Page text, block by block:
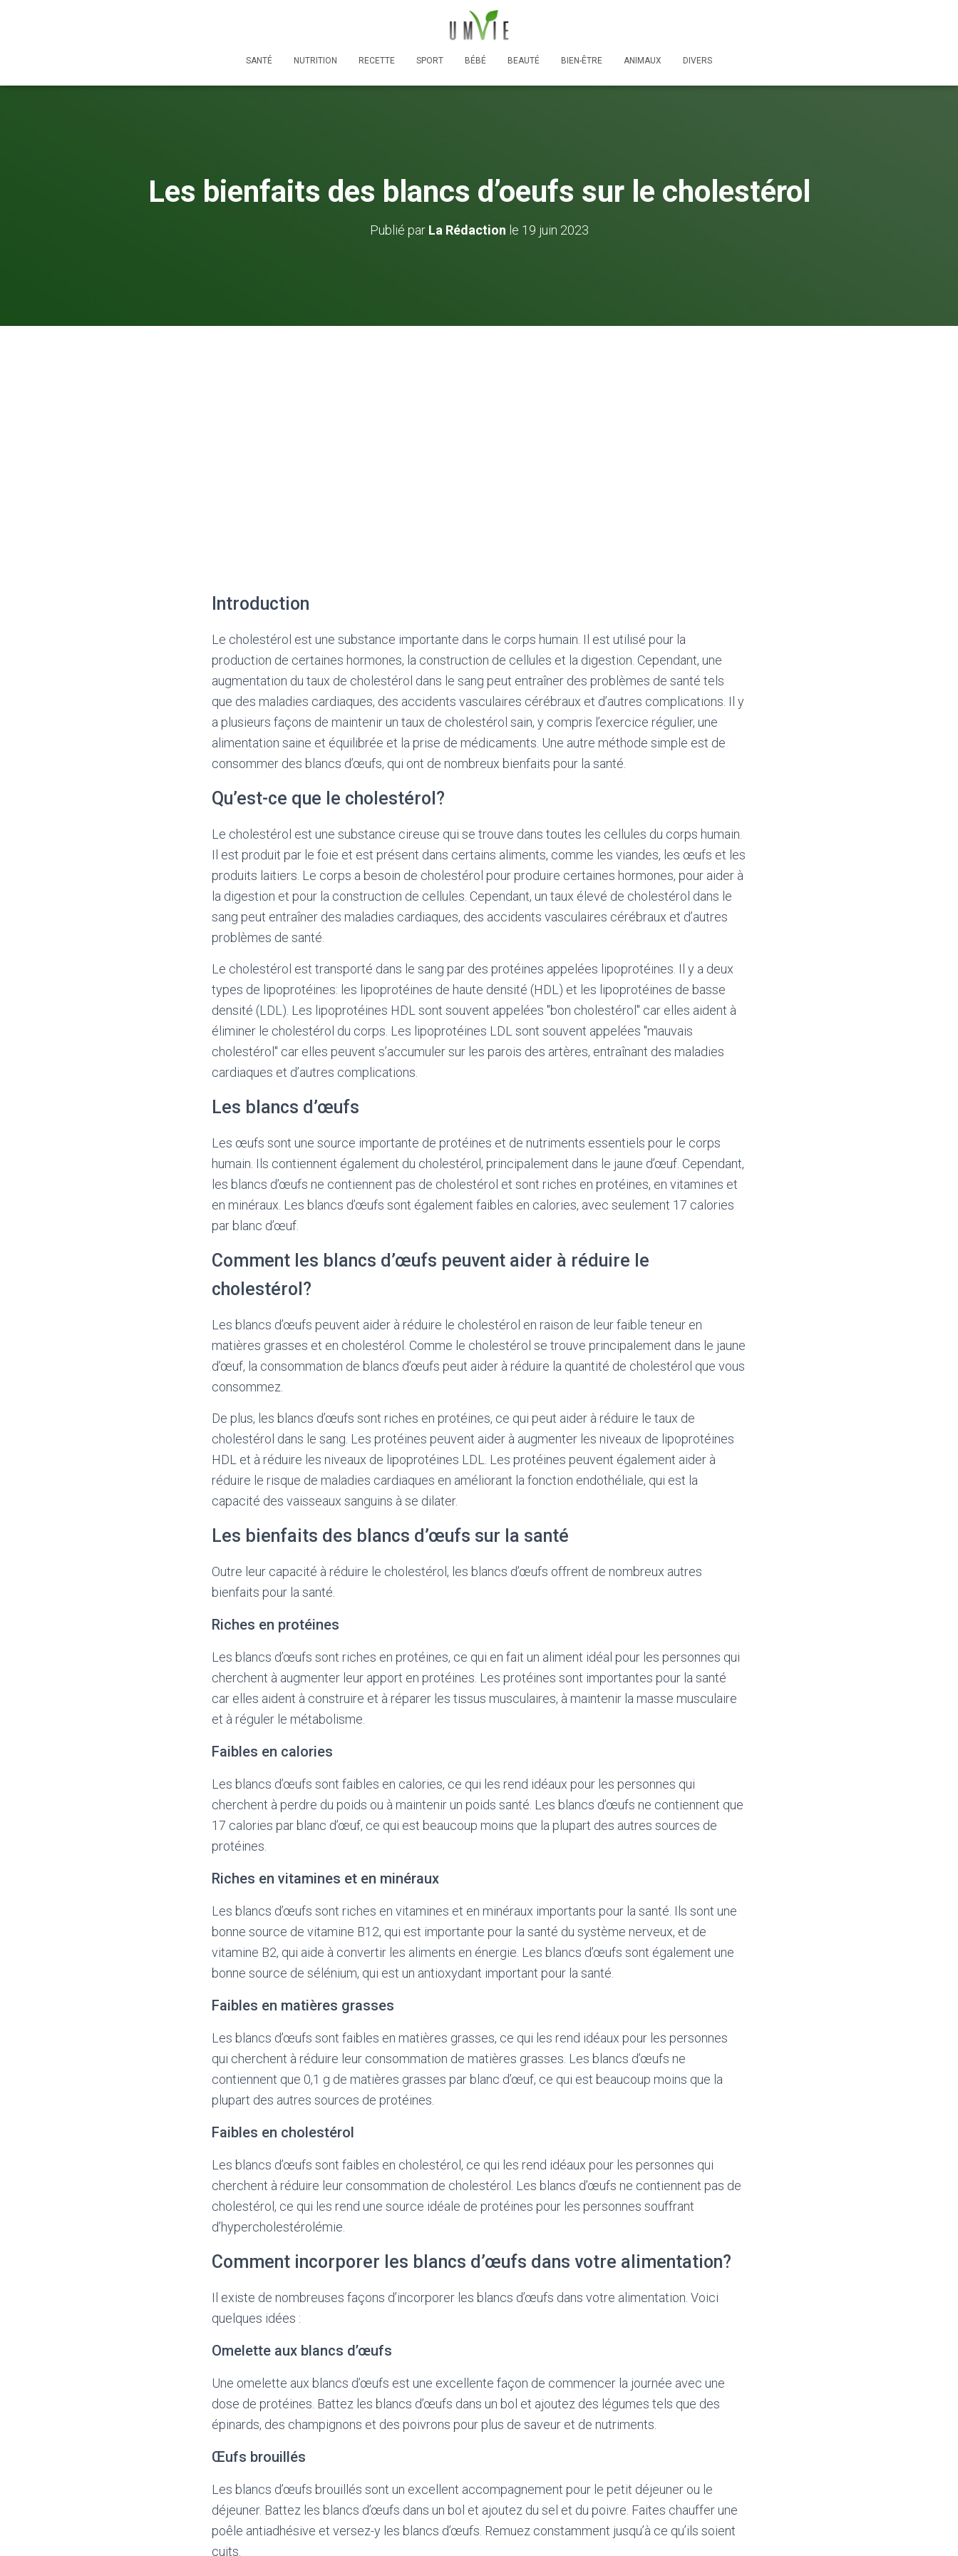
SANTÉ NUTRITION RECETTE SPORT BÉBÉ BEAUTÉ BIEN-ÊTRE ANIMAUX DIVERS
Les bienfaits des blancs d’oeufs sur le cholestérol
Publié par La Rédaction le 19 juin 2023
Introduction
Le cholestérol est une substance importante dans le corps humain. Il est utilisé pour la
production de certaines hormones, la construction de cellules et la digestion. Cependant, une
augmentation du taux de cholestérol dans le sang peut entraîner des problèmes de santé tels
que des maladies cardiaques, des accidents vasculaires cérébraux et d’autres complications. Il y
a plusieurs façons de maintenir un taux de cholestérol sain, y compris l’exercice régulier, une
alimentation saine et équilibrée et la prise de médicaments. Une autre méthode simple est de
consommer des blancs d’œufs, qui ont de nombreux bienfaits pour la santé.
Qu’est-ce que le cholestérol?
Le cholestérol est une substance cireuse qui se trouve dans toutes les cellules du corps humain.
Il est produit par le foie et est présent dans certains aliments, comme les viandes, les œufs et les
produits laitiers. Le corps a besoin de cholestérol pour produire certaines hormones, pour aider à
la digestion et pour la construction de cellules. Cependant, un taux élevé de cholestérol dans le
sang peut entraîner des maladies cardiaques, des accidents vasculaires cérébraux et d’autres
problèmes de santé.
Le cholestérol est transporté dans le sang par des protéines appelées lipoprotéines. Il y a deux
types de lipoprotéines: les lipoprotéines de haute densité (HDL) et les lipoprotéines de basse
densité (LDL). Les lipoprotéines HDL sont souvent appelées "bon cholestérol" car elles aident à
éliminer le cholestérol du corps. Les lipoprotéines LDL sont souvent appelées "mauvais
cholestérol" car elles peuvent s’accumuler sur les parois des artères, entraînant des maladies
cardiaques et d’autres complications.
Les blancs d’œufs
Les œufs sont une source importante de protéines et de nutriments essentiels pour le corps
humain. Ils contiennent également du cholestérol, principalement dans le jaune d’œuf. Cependant,
les blancs d’œufs ne contiennent pas de cholestérol et sont riches en protéines, en vitamines et
en minéraux. Les blancs d’œufs sont également faibles en calories, avec seulement 17 calories
par blanc d’œuf.
Comment les blancs d’œufs peuvent aider à réduire le
cholestérol?
Les blancs d’œufs peuvent aider à réduire le cholestérol en raison de leur faible teneur en
matières grasses et en cholestérol. Comme le cholestérol se trouve principalement dans le jaune
d’œuf, la consommation de blancs d’œufs peut aider à réduire la quantité de cholestérol que vous
consommez.
De plus, les blancs d’œufs sont riches en protéines, ce qui peut aider à réduire le taux de
cholestérol dans le sang. Les protéines peuvent aider à augmenter les niveaux de lipoprotéines
HDL et à réduire les niveaux de lipoprotéines LDL. Les protéines peuvent également aider à
réduire le risque de maladies cardiaques en améliorant la fonction endothéliale, qui est la
capacité des vaisseaux sanguins à se dilater.
Les bienfaits des blancs d’œufs sur la santé
Outre leur capacité à réduire le cholestérol, les blancs d’œufs offrent de nombreux autres
bienfaits pour la santé.
Riches en protéines
Les blancs d’œufs sont riches en protéines, ce qui en fait un aliment idéal pour les personnes qui
cherchent à augmenter leur apport en protéines. Les protéines sont importantes pour la santé
car elles aident à construire et à réparer les tissus musculaires, à maintenir la masse musculaire
et à réguler le métabolisme.
Faibles en calories
Les blancs d’œufs sont faibles en calories, ce qui les rend idéaux pour les personnes qui
cherchent à perdre du poids ou à maintenir un poids santé. Les blancs d’œufs ne contiennent que
17 calories par blanc d’œuf, ce qui est beaucoup moins que la plupart des autres sources de
protéines.
Riches en vitamines et en minéraux
Les blancs d’œufs sont riches en vitamines et en minéraux importants pour la santé. Ils sont une
bonne source de vitamine B12, qui est importante pour la santé du système nerveux, et de
vitamine B2, qui aide à convertir les aliments en énergie. Les blancs d’œufs sont également une
bonne source de sélénium, qui est un antioxydant important pour la santé.
Faibles en matières grasses
Les blancs d’œufs sont faibles en matières grasses, ce qui les rend idéaux pour les personnes
qui cherchent à réduire leur consommation de matières grasses. Les blancs d’œufs ne
contiennent que 0,1 g de matières grasses par blanc d’œuf, ce qui est beaucoup moins que la
plupart des autres sources de protéines.
Faibles en cholestérol
Les blancs d’œufs sont faibles en cholestérol, ce qui les rend idéaux pour les personnes qui
cherchent à réduire leur consommation de cholestérol. Les blancs d’œufs ne contiennent pas de
cholestérol, ce qui les rend une source idéale de protéines pour les personnes souffrant
d’hypercholestérolémie.
Comment incorporer les blancs d’œufs dans votre alimentation?
Il existe de nombreuses façons d’incorporer les blancs d’œufs dans votre alimentation. Voici
quelques idées :
Omelette aux blancs d’œufs
Une omelette aux blancs d’œufs est une excellente façon de commencer la journée avec une
dose de protéines. Battez les blancs d’œufs dans un bol et ajoutez des légumes tels que des
épinards, des champignons et des poivrons pour plus de saveur et de nutriments.
Œufs brouillés
Les blancs d’œufs brouillés sont un excellent accompagnement pour le petit déjeuner ou le
déjeuner. Battez les blancs d’œufs dans un bol et ajoutez du sel et du poivre. Faites chauffer une
poêle antiadhésive et versez-y les blancs d’œufs. Remuez constamment jusqu’à ce qu’ils soient
cuits.